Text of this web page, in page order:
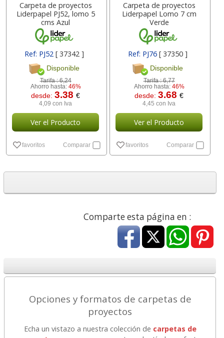
Carpeta de proyectos
Liderpapel PJ52, lomo 5
cms Azul
Ref: PJ52 [ 37342 ]
Disponible
Tarifa :6,24
Ahorro hasta: 46%
desde:3.38€
4,09 con Iva
Ver el Producto
favoritos Comparar
Carpeta de proyectos
Liderpapel Lomo 7 cm
Verde
Ref: PJ76 [ 37350 ]
Disponible
Tarifa :6,77
Ahorro hasta: 46%
desde:3.68€
4,45 con Iva
Ver el Producto
favoritos Comparar
Comparte esta página en :
Opciones y formatos de carpetas de
proyectos
Echa un vistazo a nuestra colección de carpetas de